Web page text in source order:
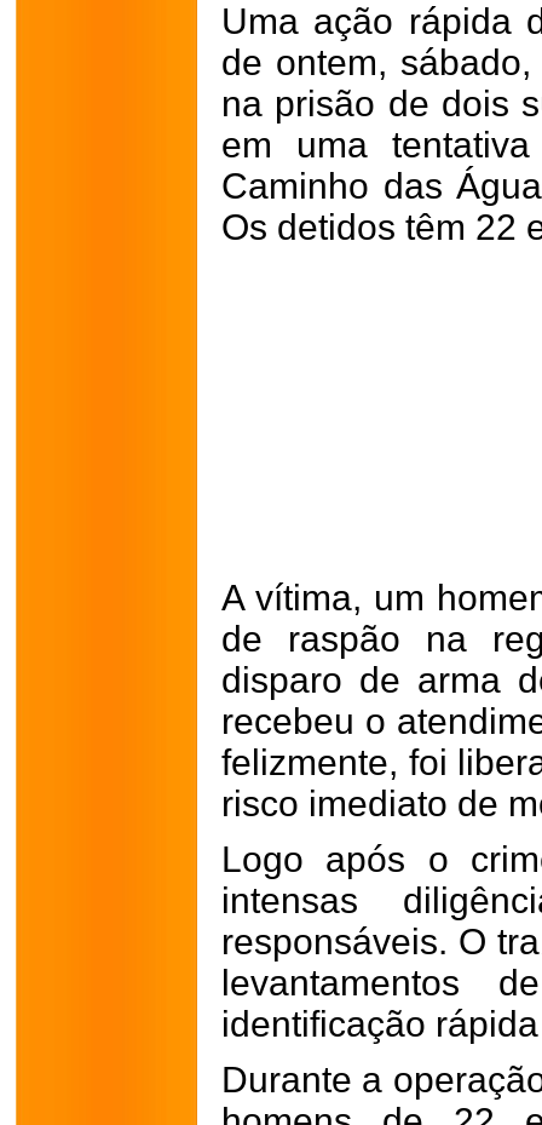
Uma ação rápida
de ontem,
na prisão de dois
em uma
Caminho das
Os detidos têm 22
A vítima, um
de raspão na
disparo de arma
recebeu o
felizmente, foi
risco imediato de
Logo após o
intensas
responsáveis. O
levantamentos
identificação
Durante a